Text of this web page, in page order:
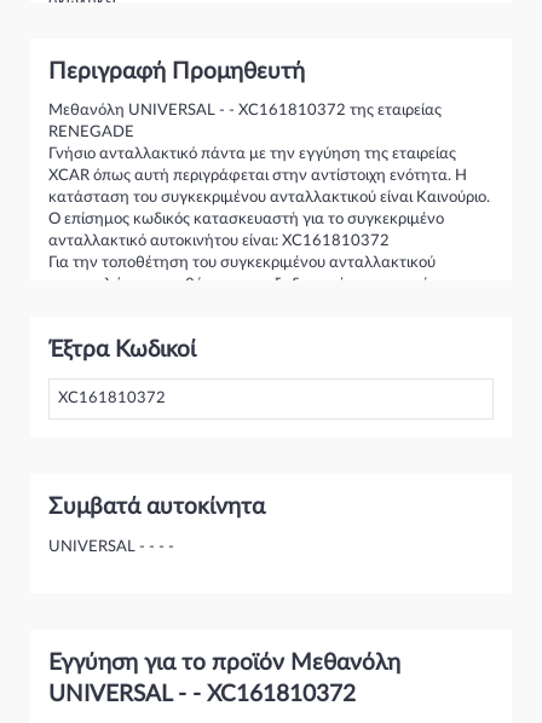
ClickHEREfor cross reference table or see below:
Ανάλογη με:
VP - M1
Περιγραφή Προμηθευτή
Μεθανόλη UNIVERSAL - - XC161810372 της εταιρείας
RENEGADE
Γνήσιο ανταλλακτικό πάντα με την εγγύηση της εταιρείας
XCAR όπως αυτή περιγράφεται στην αντίστοιχη ενότητα. Η
κατάσταση του συγκεκριμένου ανταλλακτικού είναι Καινούριο.
Ο επίσημος κωδικός κατασκευαστή για το συγκεκριμένο
ανταλλακτικό αυτοκινήτου είναι: XC161810372
Για την τοποθέτηση του συγκεκριμένου ανταλλακτικού
παρακαλώ να απευθύνεστε σε εξειδικευμένο συνεργείο.
επικοινωνήσετε μαζί μας και θα σας κατατοπίσουμε πλήρως
γενικότερα για την κατηγορία Κινητήρας & Εξαρτήματα
Έξτρα Κωδικοί
XC161810372
Συμβατά αυτοκίνητα
UNIVERSAL - - - -
Εγγύηση για το προϊόν Μεθανόλη
UNIVERSAL - - XC161810372